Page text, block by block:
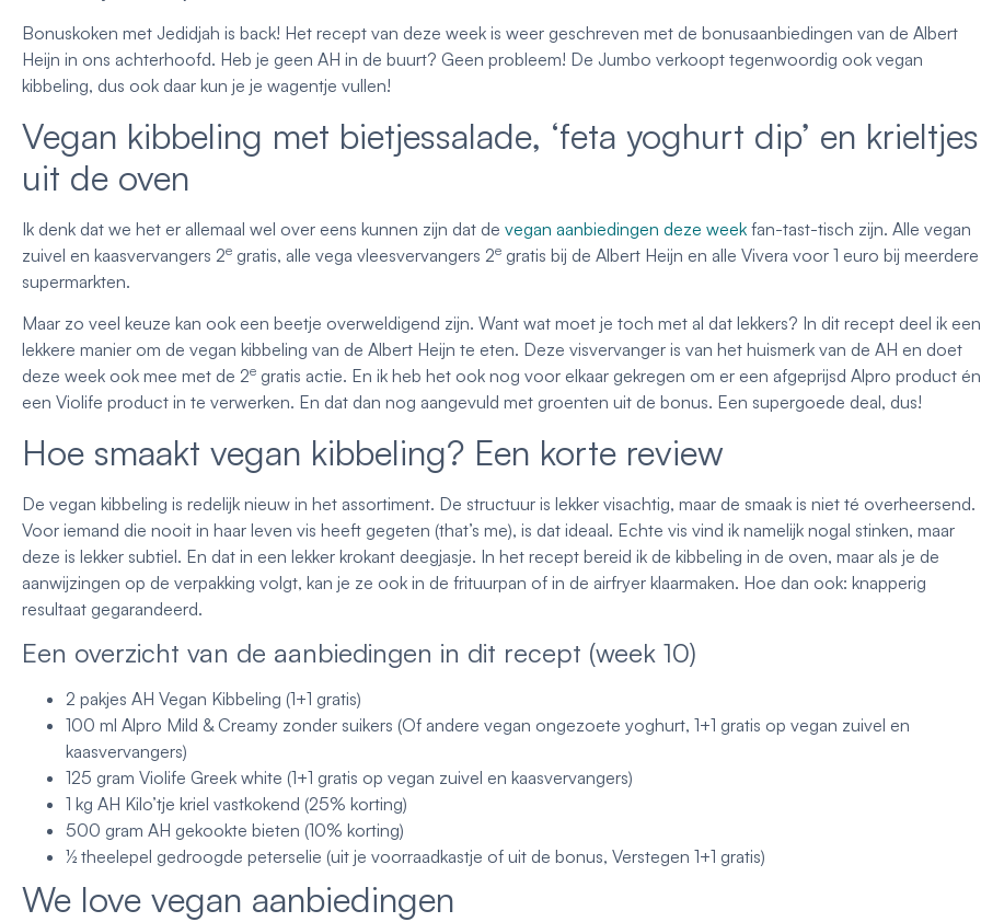
Bonuskoken met Jedidjah is back! Het recept van deze week is weer geschreven met de bonusaanbiedingen van de Albert
Heijn in ons achterhoofd. Heb je geen AH in de buurt? Geen probleem! De Jumbo verkoopt tegenwoordig ook vegan
kibbeling, dus ook daar kun je je wagentje vullen!
Vegan kibbeling met bietjessalade, ‘feta yoghurt dip’ en krieltjes
uit de oven
Ik denk dat we het er allemaal wel over eens kunnen zijn dat de vegan aanbiedingen deze week fan-tast-tisch zijn. Alle vegan
zuivel en kaasvervangers 2e gratis, alle vega vleesvervangers 2e gratis bij de Albert Heijn en alle Vivera voor 1 euro bij meerdere
supermarkten.
Maar zo veel keuze kan ook een beetje overweldigend zijn. Want wat moet je toch met al dat lekkers? In dit recept deel ik een
lekkere manier om de vegan kibbeling van de Albert Heijn te eten. Deze visvervanger is van het huismerk van de AH en doet
deze week ook mee met de 2e gratis actie. En ik heb het ook nog voor elkaar gekregen om er een afgeprijsd Alpro product én
een Violife product in te verwerken. En dat dan nog aangevuld met groenten uit de bonus. Een supergoede deal, dus!
Hoe smaakt vegan kibbeling? Een korte review
De vegan kibbeling is redelijk nieuw in het assortiment. De structuur is lekker visachtig, maar de smaak is niet té overheersend.
Voor iemand die nooit in haar leven vis heeft gegeten (that’s me), is dat ideaal. Echte vis vind ik namelijk nogal stinken, maar
deze is lekker subtiel. En dat in een lekker krokant deegjasje. In het recept bereid ik de kibbeling in de oven, maar als je de
aanwijzingen op de verpakking volgt, kan je ze ook in de frituurpan of in de airfryer klaarmaken. Hoe dan ook: knapperig
resultaat gegarandeerd.
Een overzicht van de aanbiedingen in dit recept (week 10)
2 pakjes AH Vegan Kibbeling (1+1 gratis)
100 ml Alpro Mild & Creamy zonder suikers (Of andere vegan ongezoete yoghurt, 1+1 gratis op vegan zuivel en
kaasvervangers)
125 gram Violife Greek white (1+1 gratis op vegan zuivel en kaasvervangers)
1 kg AH Kilo’tje kriel vastkokend (25% korting)
500 gram AH gekookte bieten (10% korting)
½ theelepel gedroogde peterselie (uit je voorraadkastje of uit de bonus, Verstegen 1+1 gratis)
We love vegan aanbiedingen